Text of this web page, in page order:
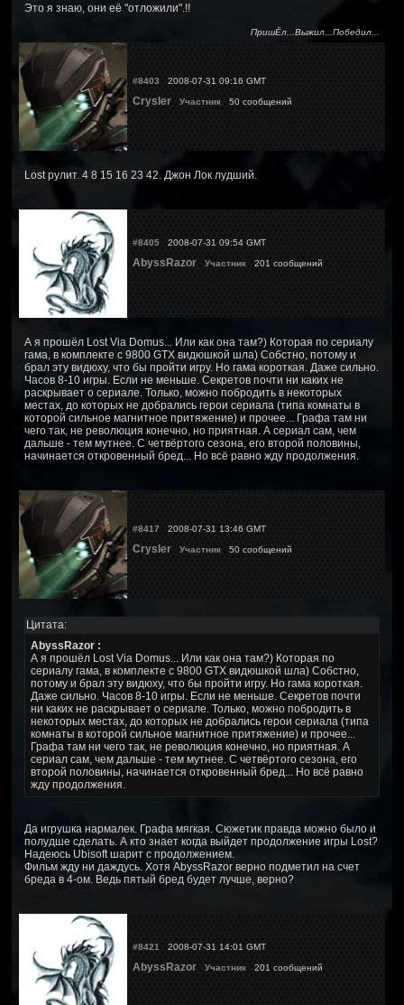
Это я знаю, они её "отложили".!!
ПришЁл...Выжил...Победил...
#8403 2008-07-31 09:16 GMT
Crysler Участник 50 сообщений
Lost рулит. 4 8 15 16 23 42. Джон Лок лудший.
#8405 2008-07-31 09:54 GMT
AbyssRazor Участник 201 сообщений
А я прошёл Lost Via Domus... Или как она там?) Которая по сериалу
гама, в комплекте с 9800 GTX видюшкой шла) Собстно, потому и
брал эту видюху, что бы пройти игру. Но гама короткая. Даже сильно.
Часов 8-10 игры. Если не меньше. Секретов почти ни каких не
раскрывает о сериале. Только, можно побродить в некоторых
местах, до которых не добрались герои сериала (типа комнаты в
которой сильное магнитное притяжение) и прочее... Графа там ни
чего так, не революция конечно, но приятная. А сериал сам, чем
дальше - тем мутнее. С четвёртого сезона, его второй половины,
начинается откровенный бред... Но всё равно жду продолжения.
#8417 2008-07-31 13:46 GMT
Crysler Участник 50 сообщений
Цитата:
AbyssRazor :
А я прошёл Lost Via Domus... Или как она там?) Которая по
сериалу гама, в комплекте с 9800 GTX видюшкой шла) Собстно,
потому и брал эту видюху, что бы пройти игру. Но гама короткая.
Даже сильно. Часов 8-10 игры. Если не меньше. Секретов почти
ни каких не раскрывает о сериале. Только, можно побродить в
некоторых местах, до которых не добрались герои сериала (типа
комнаты в которой сильное магнитное притяжение) и прочее...
Графа там ни чего так, не революция конечно, но приятная. А
сериал сам, чем дальше - тем мутнее. С четвёртого сезона, его
второй половины, начинается откровенный бред... Но всё равно
жду продолжения.
Да игрушка нармалек. Графа мягкая. Сюжетик правда можно было и
полудше сделать. А кто знает когда выйдет продолжение игры Lost?
Надеюсь Ubisoft шарит с продолжением.
Фильм жду ни даждусь. Хотя AbyssRazor верно подметил на счет
бреда в 4-ом. Ведь пятый бред будет лучше, верно?
#8421 2008-07-31 14:01 GMT
AbyssRazor Участник 201 сообщений